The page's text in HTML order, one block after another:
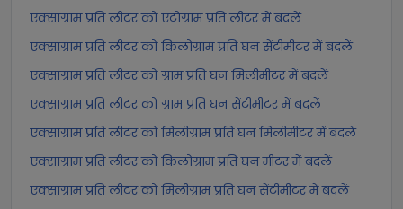
एक्साग्राम प्रति लीटर को एटोग्राम प्रति लीटर में बदलें
एक्साग्राम प्रति लीटर को किलोग्राम प्रति घन सेंटीमीटर में बदलें
एक्साग्राम प्रति लीटर को ग्राम प्रति घन मिलीमीटर में बदलें
एक्साग्राम प्रति लीटर को ग्राम प्रति घन सेंटीमीटर में बदलें
एक्साग्राम प्रति लीटर को मिलीग्राम प्रति घन मिलीमीटर में बदलें
एक्साग्राम प्रति लीटर को किलोग्राम प्रति घन मीटर में बदलें
एक्साग्राम प्रति लीटर को मिलीग्राम प्रति घन सेंटीमीटर में बदलें